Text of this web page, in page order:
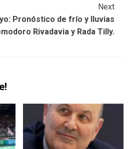
Next
Pronóstico de frío y lluvias
Rivadavia y Rada Tilly.